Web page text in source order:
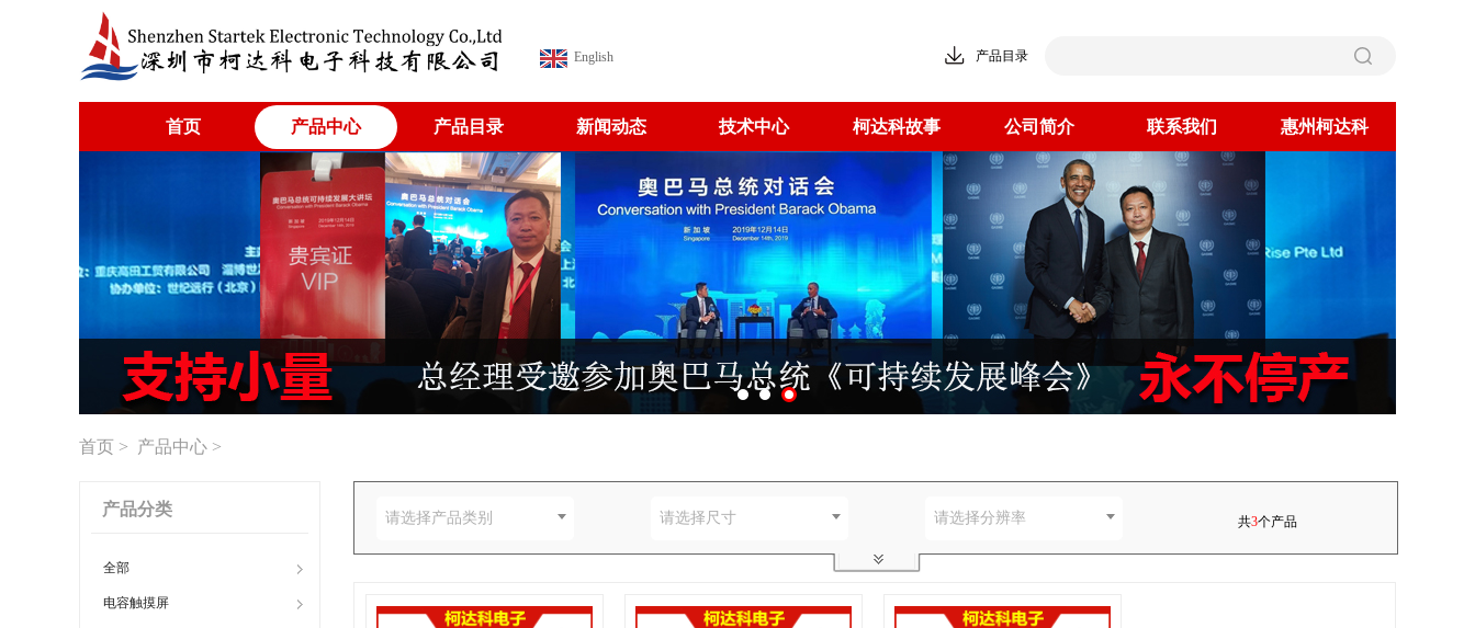
English 产品目录
首页 产品中心 产品目录 新闻动态 技术中心 柯达科故事 公司简介 联系我们 惠州柯达科
首页 > 产品中心 >
产品分类
全部
电容触摸屏
请选择产品类别 请选择尺寸 请选择分辨率 共3个产品